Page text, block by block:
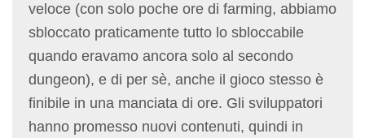
veloce (con solo poche ore di farming, abbiamo
sbloccato praticamente tutto lo sbloccabile
quando eravamo ancora solo al secondo
dungeon), e di per sè, anche il gioco stesso è
finibile in una manciata di ore. Gli sviluppatori
hanno promesso nuovi contenuti, quindi in